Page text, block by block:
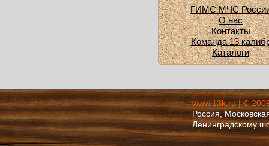
ГИМС МЧС
О нас
Контакты
Команда 13
Каталоги
www.13k.ru | ©
Россия,
Ленинградскому